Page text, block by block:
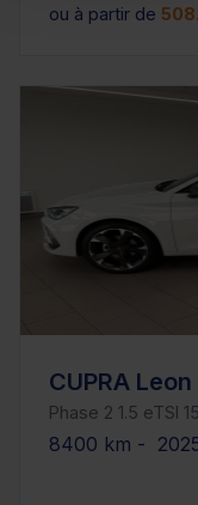
ou à partir de
CUPRA Leon
Phase 2 1.5 eTSI
8400 km -